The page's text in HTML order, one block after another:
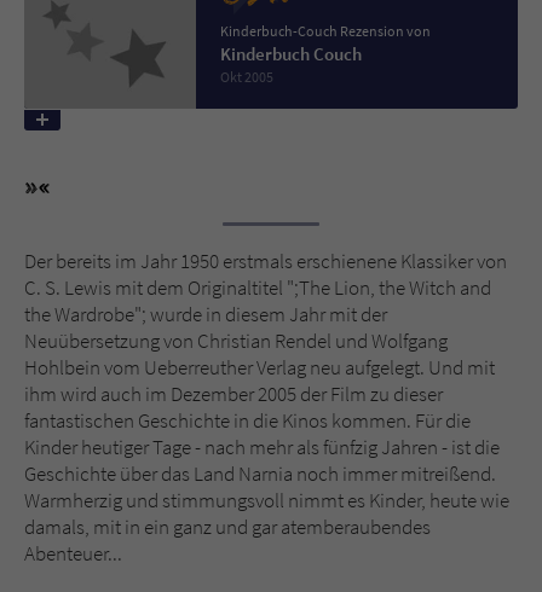
Kinderbuch-Couch Rezension von
Kinderbuch Couch
Okt 2005
Der bereits im Jahr 1950 erstmals erschienene Klassiker von
C. S. Lewis mit dem Originaltitel ";The Lion, the Witch and
the Wardrobe"; wurde in diesem Jahr mit der
Neuübersetzung von Christian Rendel und Wolfgang
Hohlbein vom Ueberreuther Verlag neu aufgelegt. Und mit
ihm wird auch im Dezember 2005 der Film zu dieser
fantastischen Geschichte in die Kinos kommen. Für die
Kinder heutiger Tage - nach mehr als fünfzig Jahren - ist die
Geschichte über das Land Narnia noch immer mitreißend.
Warmherzig und stimmungsvoll nimmt es Kinder, heute wie
damals, mit in ein ganz und gar atemberaubendes
Abenteuer...
tx_pwcomments_ahash
Anbieter Literatur-Couch Medien GmbH & Co. KG
Cookie für Kommentare einzelner Buchtitel
Name fe_typo_user
Anbieter Literatur-Couch Medien GmbH & Co. KG
Laufzeit Session
Zweck
Dieses Cookie gewährleistet die
Kommunikation der Webseite mit dem
Benutzer. Es wird benötigt um z. B. den